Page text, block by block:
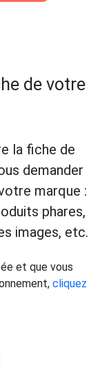
de votre
la fiche de
demander
marque :
phares,
images, etc.
et que vous
cliquez